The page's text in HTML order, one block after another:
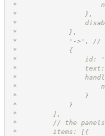
*
*                 },
*
*             },
*             '->', //
*             {
*                 id:
*
*
*
*                 }
*             }
*         ],
*         // the
*         items: [{